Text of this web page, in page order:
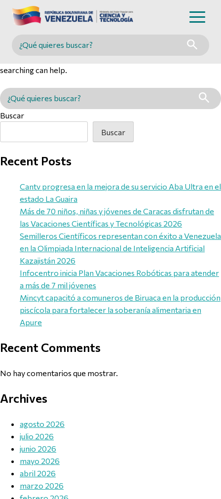
Buscar en MINCYT
searching can help.
Buscar en MINCYT
Buscar
Buscar
Recent Posts
Cantv progresa en la mejora de su servicio Aba Ultra en el
estado La Guaira
Más de 70 niños, niñas y jóvenes de Caracas disfrutan de
las Vacaciones Científicas y Tecnológicas 2026
Semilleros Científicos representan con éxito a Venezuela
en la Olimpiada Internacional de Inteligencia Artificial
Kazajistán 2026
Infocentro inicia Plan Vacaciones Robóticas para atender
a más de 7 mil jóvenes
Mincyt capacitó a comuneros de Biruaca en la producción
piscícola para fortalecer la soberanía alimentaria en
Apure
Recent Comments
No hay comentarios que mostrar.
Archives
agosto 2026
julio 2026
junio 2026
mayo 2026
abril 2026
marzo 2026